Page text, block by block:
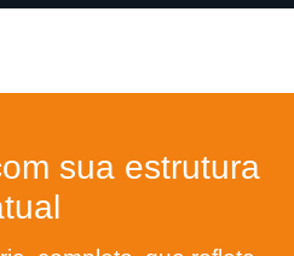
sua estrutura